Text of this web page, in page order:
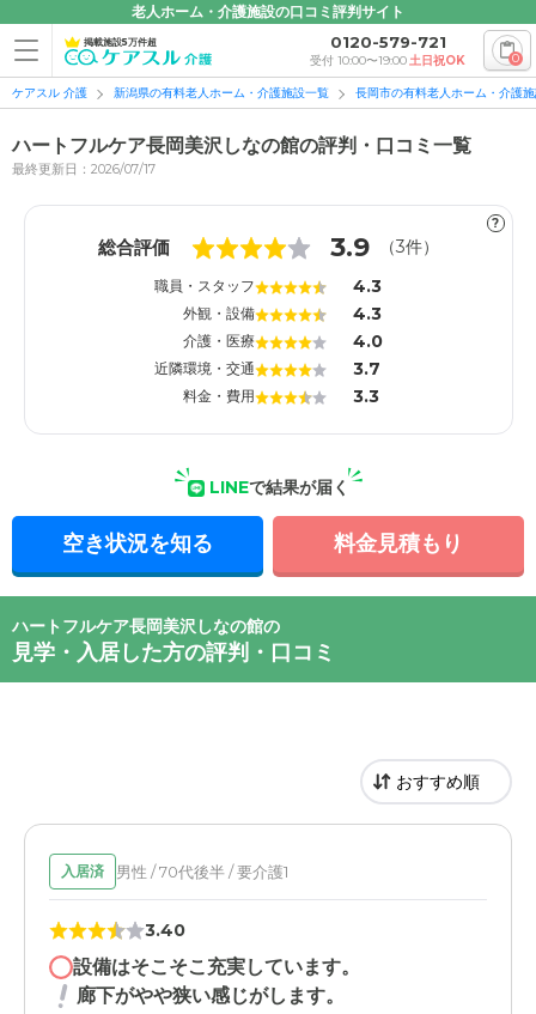
老人ホーム・介護施設の口コミ評判サイト
掲載施設5万件超 0120-579-721
受付 10:00〜19:00土日祝OK 0
ケアスル 介護 新潟県の有料老人ホーム・介護施設一覧 長岡市の有料老人ホーム・介護
ハートフルケア長岡美沢しなの館の評判・口コミ一覧
最終更新日：2026/07/17
?
総合評価 3.9 （3件）
職員・スタッフ 4.3
外観・設備 4.3
介護・医療 4.0
近隣環境・交通 3.7
料金・費用 3.3
LINEで結果が届く
空き状況を知る 料金見積もり
ハートフルケア長岡美沢しなの館の
見学・入居した方の評判・口コミ
入居済 男性 / 70代後半 / 要介護1
3.40
設備はそこそこ充実しています。
廊下がやや狭い感じがします。